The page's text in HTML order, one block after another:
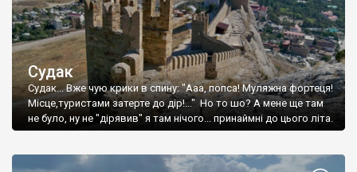
Судак
Судак... Вже чую крики в спину: "Ааа, попса! Муляжна фортеця!
Місце,туристами затерте до дір!..." Но то шо? А мене ще там
не було, ну не "дірявив" я там нічого... принаймні до цього літа.